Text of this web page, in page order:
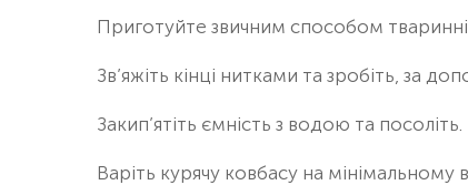
Приготуйте звичним способом
Зв’яжіть кінці нитками та зробіть, за
Закип’ятіть ємність з водою та посоліть.
Варіть курячу ковбасу на мінімальному